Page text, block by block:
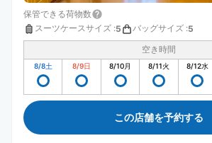
保管できる荷物数
スーツケースサイズ :5 バッグサイズ :5
空き時間
8/8土 8/9日 8/10月 8/11火 8/12水
この店舗を予約する